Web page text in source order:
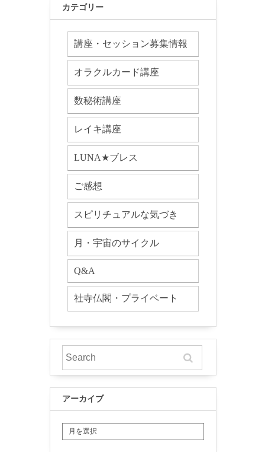
カテゴリー
講座・セッション募集情報
オラクルカード講座
数秘術講座
レイキ講座
LUNA★ブレス
ご感想
スピリチュアルな気づき
月・宇宙のサイクル
Q&A
社寺仏閣・プライベート
アーカイブ